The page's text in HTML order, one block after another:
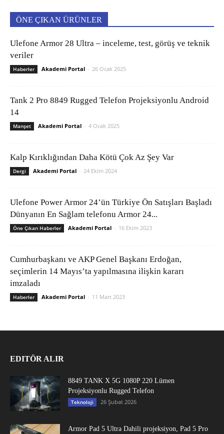
ÖNE ÇIKAN ÜRÜNLER
Ulefone Armor 28 Ultra – inceleme, test, görüş ve teknik
veriler
Haberler Akademi Portal - 26 Ocak 2025
Tank 2 Pro 8849 Rugged Telefon Projeksiyonlu Android
14
Manşet Akademi Portal - 4 Ocak 2025
Kalp Kırıklığından Daha Kötü Çok Az Şey Var
Dergi Akademi Portal - 24 Ekim 2024
Ulefone Power Armor 24’ün Türkiye Ön Satışları Başladı
Dünyanın En Sağlam telefonu Armor 24...
Öne Çıkan Haberler Akademi Portal - 16 Ekim 2023
Cumhurbaşkanı ve AKP Genel Başkanı Erdoğan,
seçimlerin 14 Mayıs’ta yapılmasına ilişkin kararı
imzaladı
Haberler Akademi Portal - 11 Mart 2023
EDITÖR ALIR
8849 TANK X 5G 1080P 220 Lümen
Projeksiyonlu Rugged Telefon
Teknoloji 26 Şubat 2026
Armor Pad 5 Ultra Dahili projeksiyon, Pad 5 Pro